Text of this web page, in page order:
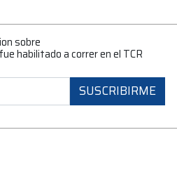
sobre
habilitado a correr en el TCR
SUSCRIBIRME